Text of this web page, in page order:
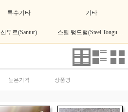
특수기타 기타
산투르(Santur)
높은가격 상품명